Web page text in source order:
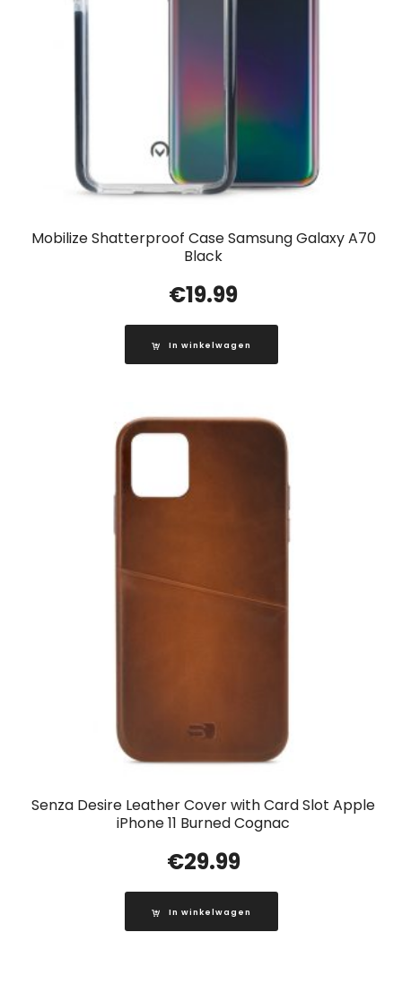
Mobilize Shatterproof Case Samsung Galaxy A70
Black
€19.99
In winkelwagen
Senza Desire Leather Cover with Card Slot Apple
iPhone 11 Burned Cognac
€29.99
In winkelwagen